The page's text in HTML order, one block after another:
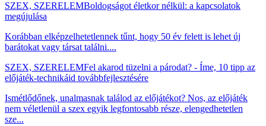
SZEX, SZERELEMBoldogságot életkor nélkül: a kapcsolatok
megújulása
Korábban elképzelhetetlennek tűnt, hogy 50 év felett is lehet új
barátokat vagy társat találni....
SZEX, SZERELEMFel akarod tüzelni a párodat? - Íme, 10 tipp az
előjáték-technikáid továbbfejlesztésére
Ismétlődőnek, unalmasnak találod az előjátékot? Nos, az előjáték
nem véletlenül a szex egyik legfontosabb része, elengedhetetlen
sze...